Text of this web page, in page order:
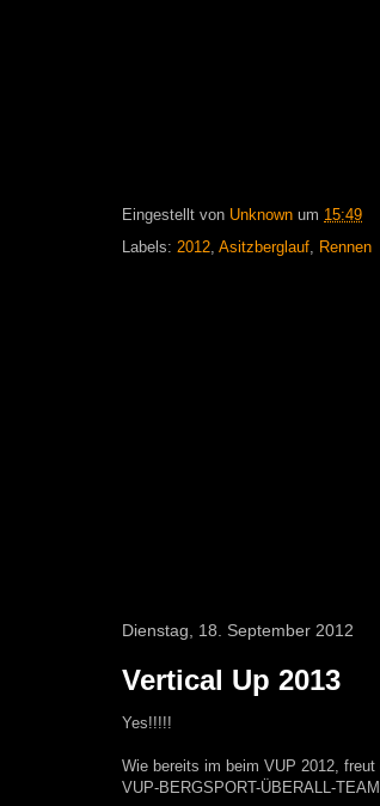
Eingestellt von Unknown um 15:49
Labels: 2012, Asitzberglauf, Rennen
Dienstag, 18. September 2012
Vertical Up 2013
Yes!!!!!
Wie bereits im beim VUP 2012,
VUP-BERGSPORT-ÜBERALL-